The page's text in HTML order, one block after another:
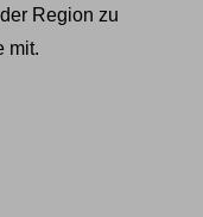
Region zu
mit.